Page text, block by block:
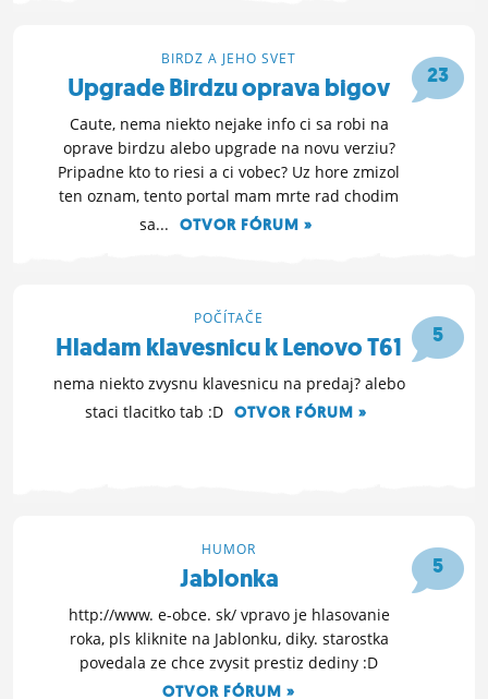
23
BIRDZ A JEHO SVET
Upgrade Birdzu oprava bigov
Caute, nema niekto nejake info ci sa robi na
oprave birdzu alebo upgrade na novu verziu?
Pripadne kto to riesi a ci vobec? Uz hore zmizol
ten oznam, tento portal mam mrte rad chodim
sa...
OTVOR FÓRUM »
5
POČÍTAČE
Hladam klavesnicu k Lenovo T61
nema niekto zvysnu klavesnicu na predaj? alebo
staci tlacitko tab :D OTVOR FÓRUM »
5
HUMOR
Jablonka
http://www. e-obce. sk/ vpravo je hlasovanie
roka, pls kliknite na Jablonku, diky. starostka
povedala ze chce zvysit prestiz dediny :D
OTVOR FÓRUM »